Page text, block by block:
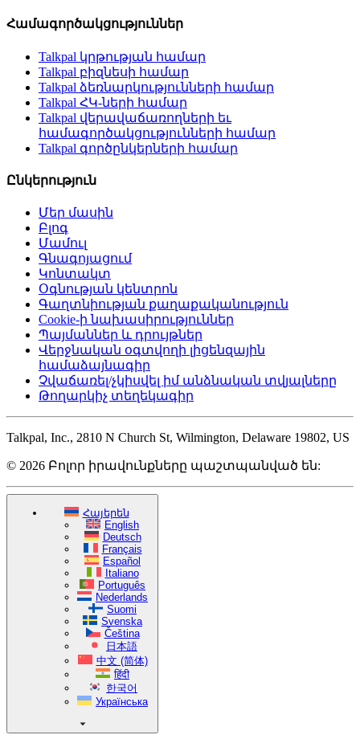
Համագործակցություններ
Talkpal կրթության համար
Talkpal բիզնեսի համար
Talkpal ձեռնարկությունների համար
Talkpal ՀԿ-ների համար
Talkpal վերավաճառողների եւ
համագործակցությունների համար
Talkpal գործընկերների համար
Ընկերություն
Մեր մասին
Բլոգ
Մամուլ
Գնագոյացում
Կոնտակտ
Օգնության կենտրոն
Գաղտնիության քաղաքականություն
Cookie-ի նախասիրություններ
Պայմաններ և դրույթներ
Վերջնական օգտվողի լիցենզային
համաձայնագիր
Չվաճառել/չկիսվել իմ անձնական տվյալները
Թողարկիչ տեղեկագիր
Talkpal, Inc., 2810 N Church St, Wilmington, Delaware 19802, US
© 2026 Բոլոր իրավունքները պաշտպանված են:
Հայերեն
English
Deutsch
Français
Español
Italiano
Português
Nederlands
Suomi
Svenska
Čeština
日本語
中文 (简体)
हिंदी
한국어
Українська